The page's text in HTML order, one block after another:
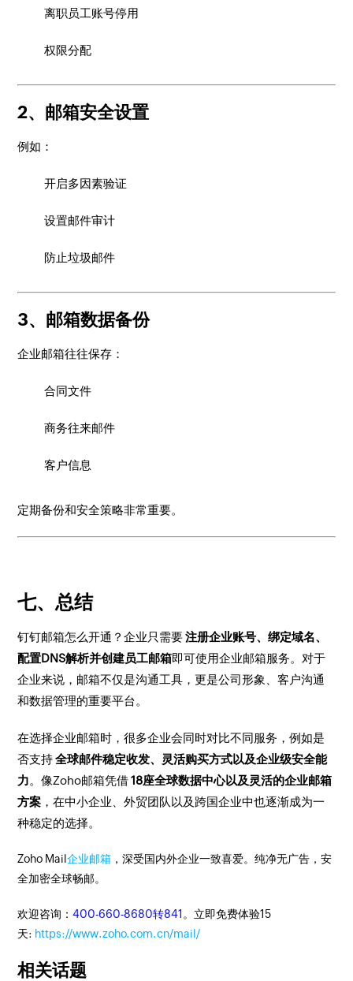
离职员工账号停用
权限分配
2、邮箱安全设置
例如：
开启多因素验证
设置邮件审计
防止垃圾邮件
3、邮箱数据备份
企业邮箱往往保存：
合同文件
商务往来邮件
客户信息
定期备份和安全策略非常重要。
七、总结
钉钉邮箱怎么开通？企业只需要注册企业账号、绑定域名、
配置DNS解析并创建员工邮箱即可使用企业邮箱服务。对于
企业来说，邮箱不仅是沟通工具，更是公司形象、客户沟通
和数据管理的重要平台。
在选择企业邮箱时，很多企业会同时对比不同服务，例如是
否支持全球邮件稳定收发、灵活购买方式以及企业级安全能
力。像Zoho邮箱凭借18座全球数据中心以及灵活的企业邮箱
方案 ，在中小企业、外贸团队以及跨国企业中也逐渐成为一
种稳定的选择。
Zoho Mail企业邮箱 ，深受国内外企业一致喜爱。纯净无广告，安
全加密全球畅邮。
欢迎咨询：400-660-8680转841 。立即免费体验15
天: https://www.zoho.com.cn/mail/
相关话题